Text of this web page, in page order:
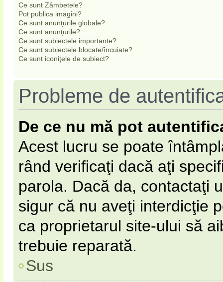
Ce sunt Zâmbetele?
Pot publica imagini?
Ce sunt anunţurile globale?
Ce sunt anunţurile?
Ce sunt subiectele importante?
Ce sunt subiectele blocate/încuiate?
Ce sunt iconiţele de subiect?
Probleme de
De ce nu mă pot
Acest lucru se poate
rând verificaţi dacă aţi
parola. Dacă da, contactaţi
sigur că nu aveţi interdicţie
ca proprietarul site-ului să
trebuie reparată.
Sus